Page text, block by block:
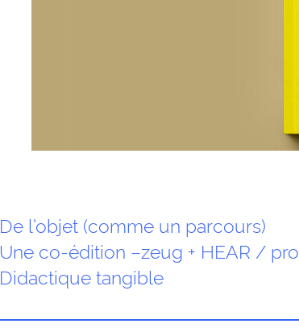
De l’objet (comme un parcours)
Une co-édition –zeug + HEAR /
Didactique tangible